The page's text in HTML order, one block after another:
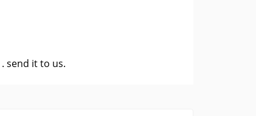
send it to us.